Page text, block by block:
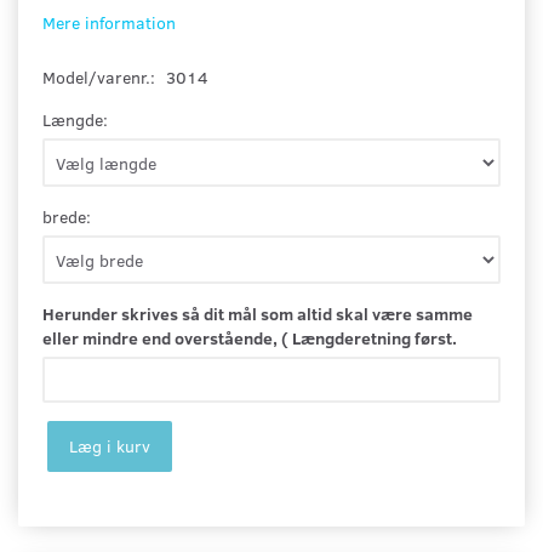
Mere information
Model/varenr.: 3014
Længde:
brede:
Herunder skrives så dit mål som altid skal være samme
eller mindre end overstående, ( Længderetning først.
Læg i kurv